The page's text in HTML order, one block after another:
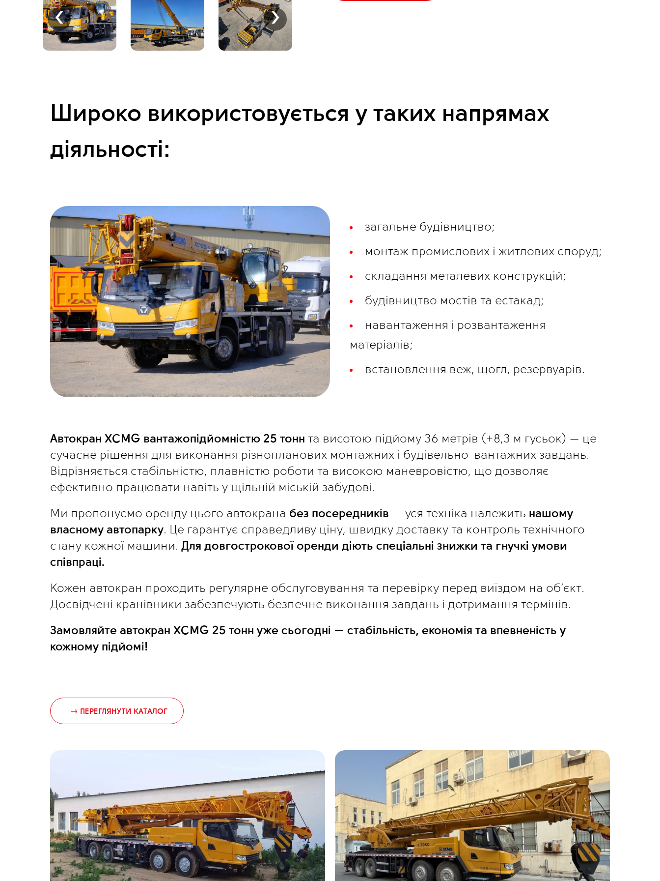
‹ ›
Широко використовується у таких напрямах
діяльності:
загальне будівництво;
монтаж промислових і житлових споруд;
складання металевих конструкцій;
будівництво мостів та естакад;
навантаження і розвантаження
матеріалів;
встановлення веж, щогл, резервуарів.
Автокран XCMG вантажопідйомністю 25 тонн та висотою підйому 36 метрів (+8,3 м гусьок) — це
сучасне рішення для виконання різнопланових монтажних і будівельно-вантажних завдань.
Відрізняється стабільністю, плавністю роботи та високою маневровістю, що дозволяє
ефективно працювати навіть у щільній міській забудові.
Ми пропонуємо оренду цього автокрана без посередників — уся техніка належить нашому
власному автопарку. Це гарантує справедливу ціну, швидку доставку та контроль технічного
стану кожної машини. Для довгострокової оренди діють спеціальні знижки та гнучкі умови
співпраці.
Кожен автокран проходить регулярне обслуговування та перевірку перед виїздом на об’єкт.
Досвідчені кранівники забезпечують безпечне виконання завдань і дотримання термінів.
Замовляйте автокран XCMG 25 тонн уже сьогодні — стабільність, економія та впевненість у
кожному підйомі!
ПЕРЕГЛЯНУТИ КАТАЛОГ